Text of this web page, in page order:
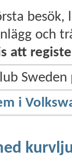
besök,
och
att
i